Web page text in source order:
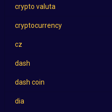
crypto valuta
cryptocurrency
cz
dash
dash coin
dia